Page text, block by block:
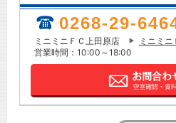
0268-29-
ミニミニＦＣ上田原店
ミニミ
営業時間：10:00～18:00